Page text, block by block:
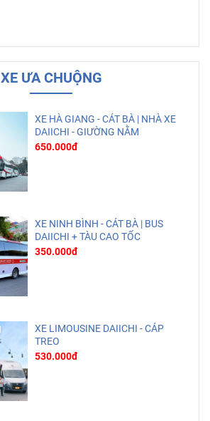
XE ƯA CHUỘNG
XE HÀ GIANG - CÁT BÀ | NHÀ XE
DAIICHI - GIƯỜNG NẰM
650.000đ
XE NINH BÌNH - CÁT BÀ | BUS
DAIICHI + TÀU CAO TỐC
350.000đ
XE LIMOUSINE DAIICHI - CÁP
TREO
530.000đ